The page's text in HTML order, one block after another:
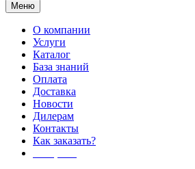
Меню
О компании
Услуги
Каталог
База знаний
Оплата
Доставка
Новости
Дилерам
Контакты
Как заказать?